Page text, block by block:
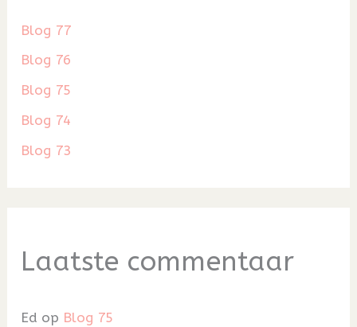
Blog 77
Blog 76
Blog 75
Blog 74
Blog 73
Laatste commentaar
Ed op Blog 75